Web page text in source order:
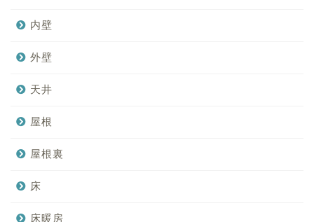
内壁
外壁
天井
屋根
屋根裏
床
床暖房